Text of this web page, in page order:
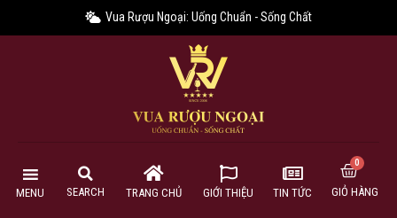
Vua Rượu Ngoại: Uống Chuẩn - Sống Chất
MENU SEARCH TRANG CHỦ GIỚI THIỆU TIN TỨC GIỎ HÀNG